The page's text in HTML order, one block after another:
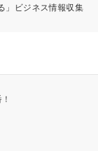
」ビジネス情報収集